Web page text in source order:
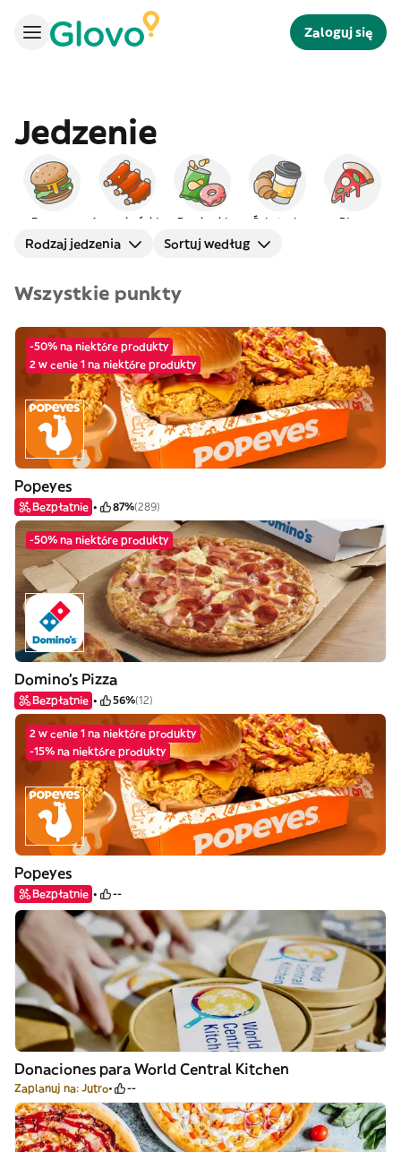
Zaloguj się
Jedzenie
Burgery Amerykańskie Przekąski Śniadanie Pizza
Rodzaj jedzenia Sortuj według
Wszystkie punkty
-50% na niektóre produkty
2 w cenie 1 na niektóre produkty
Popeyes
Bezpłatnie 87%(289)
-50% na niektóre produkty
Domino's Pizza
Bezpłatnie 56%(12)
2 w cenie 1 na niektóre produkty
-15% na niektóre produkty
Popeyes
Bezpłatnie --
Donaciones para World Central Kitchen
Zaplanuj na: Jutro --